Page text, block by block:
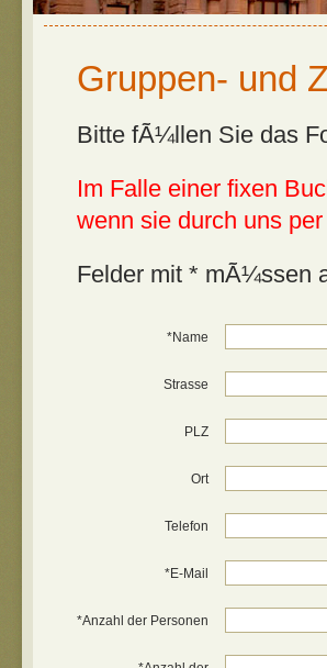
Gruppen- und
Bitte fÃ¼llen Sie das
Im Falle einer fixen
wenn sie durch uns
Felder mit * mÃ¼ssen
*Name
Strasse
PLZ
Ort
Telefon
*E-Mail
*Anzahl der Personen